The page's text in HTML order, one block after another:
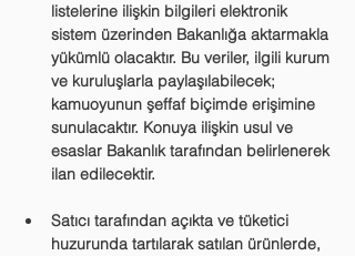
listelerine ilişkin bilgileri elektronik
sistem üzerinden Bakanlığa aktarmakla
yükümlü olacaktır. Bu veriler, ilgili kurum
ve kuruluşlarla paylaşılabilecek;
kamuoyunun şeffaf biçimde erişimine
sunulacaktır. Konuya ilişkin usul ve
esaslar Bakanlık tarafından belirlenerek
ilan edilecektir.
Satıcı tarafından açıkta ve tüketici
huzurunda tartılarak satılan ürünlerde,